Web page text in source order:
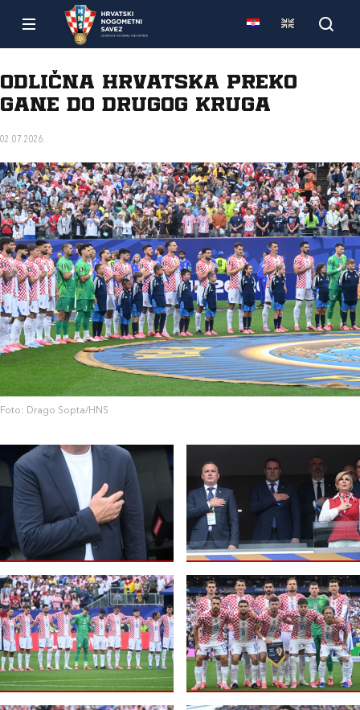
Odlična Hrvatska preko
Gane do drugog kruga
02.07.2026.
Foto: Drago Sopta/HNS